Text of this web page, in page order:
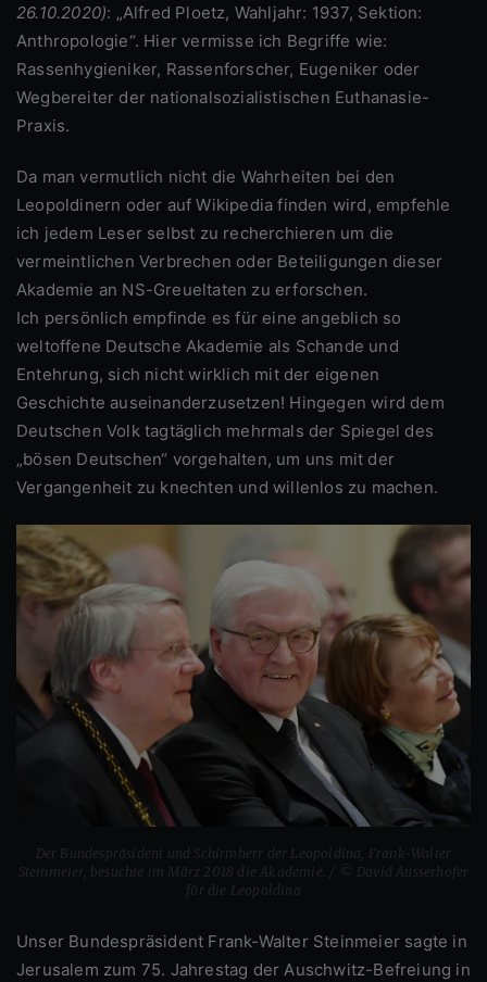
26.10.2020): „Alfred Ploetz, Wahljahr: 1937, Sektion:
Anthropologie“. Hier vermisse ich Begriffe wie:
Rassenhygieniker, Rassenforscher, Eugeniker oder
Wegbereiter der nationalsozialistischen Euthanasie-
Praxis.
Da man vermutlich nicht die Wahrheiten bei den
Leopoldinern oder auf Wikipedia finden wird, empfehle
ich jedem Leser selbst zu recherchieren um die
vermeintlichen Verbrechen oder Beteiligungen dieser
Akademie an NS-Greueltaten zu erforschen.
Ich persönlich empfinde es für eine angeblich so
weltoffene Deutsche Akademie als Schande und
Entehrung, sich nicht wirklich mit der eigenen
Geschichte auseinanderzusetzen! Hingegen wird dem
Deutschen Volk tagtäglich mehrmals der Spiegel des
„bösen Deutschen“ vorgehalten, um uns mit der
Vergangenheit zu knechten und willenlos zu machen.
Der Bundespräsident und Schirmherr der Leopoldina, Frank-Walter
Steinmeier, besuchte im März 2018 die Akademie. / © David Ausserhofer
für die Leopoldina
Unser Bundespräsident Frank-Walter Steinmeier sagte in
Jerusalem zum 75. Jahrestag der Auschwitz-Befreiung in